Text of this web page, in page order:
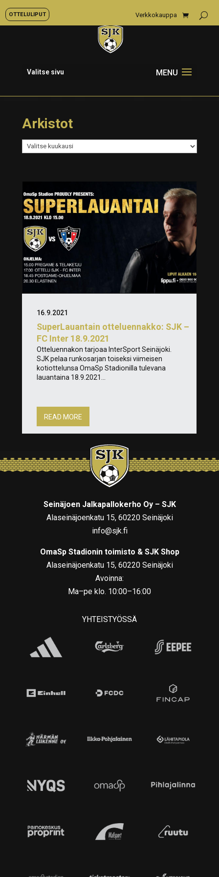
OTTELULIPUT Verkkokauppa
Valitse sivu
Arkistot
Arkistot
SuperLauantain otteluennakko: SJK –
FC Inter 18.9.2021
16.9.2021
Otteluennakon tarjoaa InterSport Seinäjoki.
SJK pelaa runkosarjan toiseksi viimeisen
kotiottelunsa OmaSp Stadionilla tulevana
lauantaina 18.9.2021...
READ MORE
Seinäjoen Jalkapallokerho Oy – SJK
Alaseinäjoenkatu 15, 60220 Seinäjoki
info@sjk.fi
OmaSp Stadionin toimisto & SJK Shop
Alaseinäjoenkatu 15, 60220 Seinäjoki
Avoinna:
Ma–pe klo. 10:00–16:00
YHTEISTYÖSSÄ